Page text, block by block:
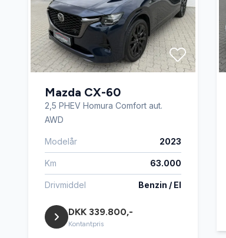
blindvinkelsassistent
digitalt cockpit
el-betjent bagklap
memory
el-komfortsæder
el-spejle
Mazda CX-60
2,5 PHEV Homura Comfort aut.
AWD
Modelår 2023
Km 63.000
Drivmiddel Benzin / El
DKK 339.800,-
Kontantpris